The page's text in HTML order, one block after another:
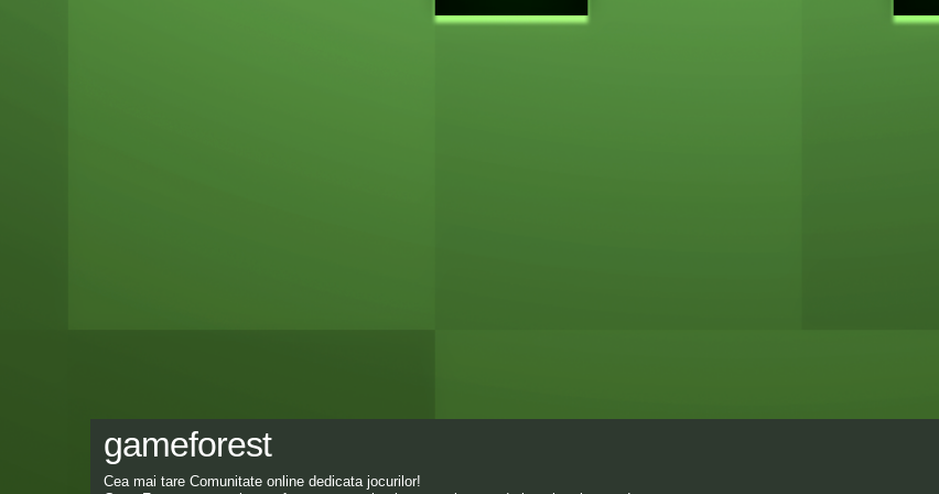
gameforest
Cea mai tare Comunitate online dedicata jocurilor!